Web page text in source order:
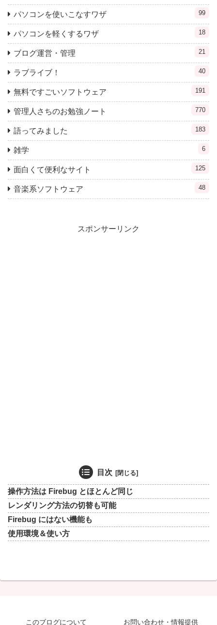
パソコンを使いこなすワザ 99
パソコンを軽くするワザ 18
ブログ運営・管理 21
ラブライブ！ 40
無料ですごいソフトウェア 191
管理人さちのお勉強ノート 770
語ってみました 183
雑学 6
面白くて便利なサイト 125
音楽系ソフトウェア 48
スポンサーリンク
目次
操作方法は Firebug とほとんど同じ
レンダリング方法の切替も可能
Firebug にはない機能も
使用環境＆使い方
このブログについて お問い合わせ・情報提供